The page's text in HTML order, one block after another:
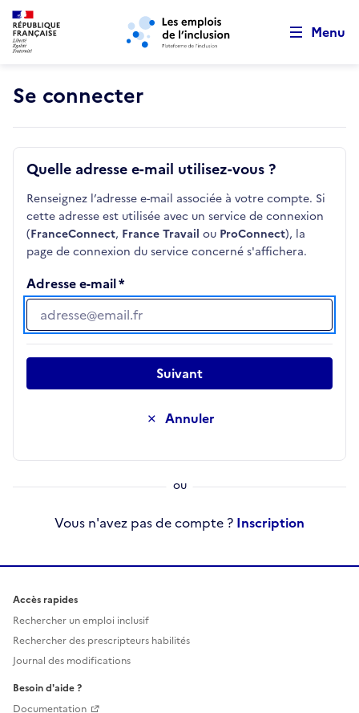
Aller au menu principal Aller au contenu principal
Menu
Se connecter
Quelle adresse e-mail utilisez-vous ?
Renseignez l’adresse e-mail associée à votre compte. Si
cette adresse est utilisée avec un service de connexion
(FranceConnect, France Travail ou ProConnect), la
page de connexion du service concerné s'affichera.
Adresse e-mail
Adresse e-mail
Annuler
Suivant
Vous n'avez pas de compte ? Inscription
Accès rapides
Rechercher un emploi inclusif
Rechercher des prescripteurs habilités
Journal des modifications
Besoin d'aide ?
Documentation
Retour au début de la page
Panneau de gestion des cookies